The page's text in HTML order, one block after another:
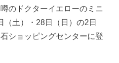
のドクターイエローのミニ
（土）・28日（日）の2日
ショッピングセンターに登